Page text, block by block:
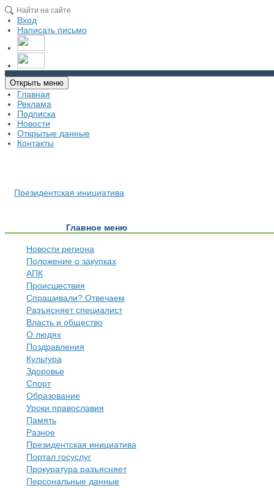
Вход
Написать письмо
Открыть меню
Главная
Реклама
Подписка
Новости
Открытые данные
Контакты
Президентская инициатива
Главное меню
Новости региона
Положение о закупках
АПК
Происшествия
Спрашивали? Отвечаем
Разъясняет специалист
Власть и общество
О людях
Поздравления
Культура
Здоровье
Спорт
Образование
Уроки православия
Память
Разное
Президентская инициатива
Портал госуслуг
Прокуратура разъясняет
Персональные данные